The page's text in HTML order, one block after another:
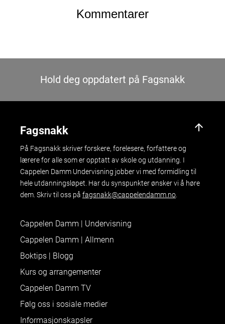
Kommentarer
Hold deg oppdatert på Fagsnakk
Fagsnakk
På Fagsnakk skriver forskere, forelesere, forfattere og
lærere for alle som er opptatt av skole og utdanning. I
Cappelen Damm Undervisning jobber vi med formidling til
hele utdanningsløpet. Har du synspunkter ønsker vi å høre
dem. Skriv til oss på fagsnakk@cappelendamm.no
Cappelen Damm | Undervisning
Cappelen Damm | Allmenn
Boktips | Blogg
Kurs og arrangementer
Cappelen Damm TV
Følg oss i sosiale medier
Informasjonskapsler
arrow_upward